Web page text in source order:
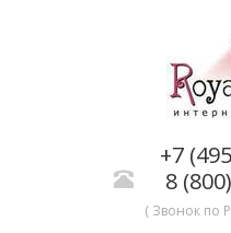
+7
8
( Звонок по